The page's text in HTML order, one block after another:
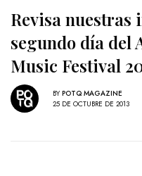
Revisa nuestras
segundo día del
Music Festival
BY POTQ MAGAZINE
25 DE OCTUBRE DE 2013